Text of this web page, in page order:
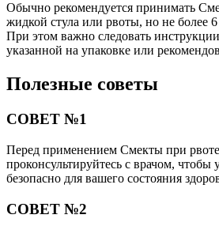
Обычно рекомендуется принимать
жидкой стула или рвоты, но не более 6
При этом важно следовать
указанной на упаковке или
Полезные советы
СОВЕТ №1
Перед применением Смекты при рвоте
проконсультируйтесь с врачом, чтобы
безопасно для вашего состояния
СОВЕТ №2